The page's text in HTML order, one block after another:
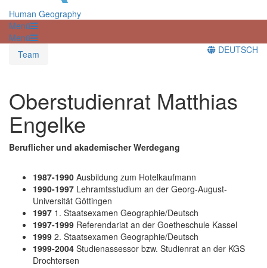
Human Geography
Menü
Menü
Team
DEUTSCH
Oberstudienrat Matthias
Engelke
Beruflicher und akademischer Werdegang
1987-1990 Ausbildung zum Hotelkaufmann
1990-1997 Lehramtsstudium an der Georg-August-
Universität Göttingen
1997 1. Staatsexamen Geographie/Deutsch
1997-1999 Referendariat an der Goetheschule Kassel
1999 2. Staatsexamen Geographie/Deutsch
1999-2004 Studienassessor bzw. Studienrat an der KGS
Drochtersen